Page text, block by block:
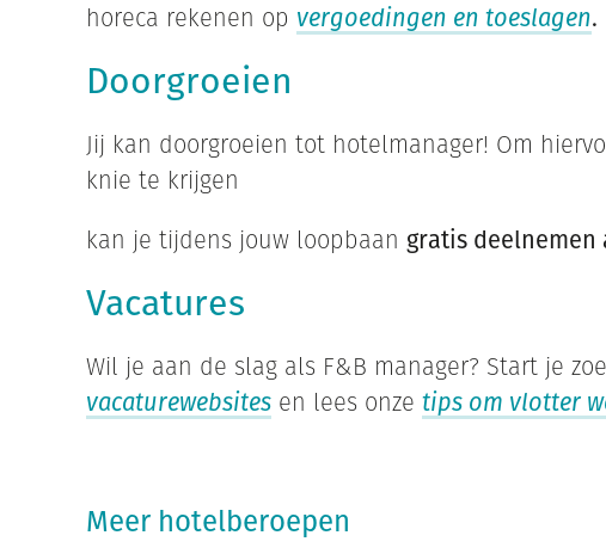
horeca rekenen op vergoedingen en toeslagen.
Doorgroeien
Jij kan doorgroeien tot hotelmanager! Om
knie te krijgen
kan je tijdens jouw loopbaan gratis deelnemen
Vacatures
Wil je aan de slag als F&B manager? Start je
vacaturewebsites en lees onze tips om vlotter
Meer hotelberoepen